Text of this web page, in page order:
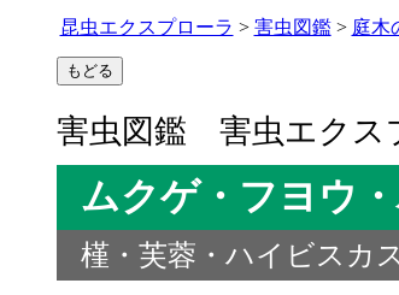
昆虫エクスプローラ > 害虫図鑑 > 庭木
害虫図鑑 害虫エクス
ムクゲ・フヨウ
槿・芙蓉・ハイビスカ